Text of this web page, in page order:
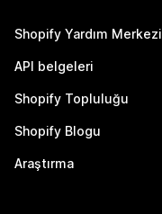
Shopify Yardım Merkezi
API belgeleri
Shopify Topluluğu
Shopify Blogu
Araştırma